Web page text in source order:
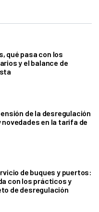
qué pasa con los
y el balance de
de la desregulación
en la tarifa de
de buques y puertos:
con los prácticos y
de desregulación